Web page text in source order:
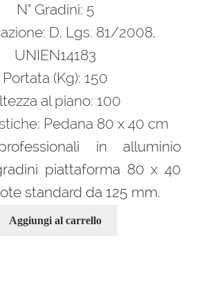
1.065,00 €.
N° Gradini: 5
D. Lgs. 81/2008,
UNIEN14183
Portata (Kg): 150
al piano: 100
Pedana 80 x 40 cm
in alluminio
piattaforma 80 x 40
standard da 125 mm.
Aggiungi al carrello